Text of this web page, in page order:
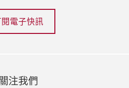
電子快訊
注我們